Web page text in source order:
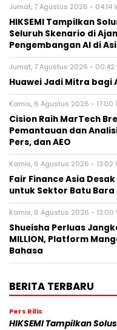
Jumat, 7 Agustus 2026 - 04:14
HIKSEMI Tampilkan
Seluruh Skenario di
Pengembangan AI di
Jumat, 7 Agustus 2026 - 00:42
Huawei Jadi Mitra bagi
Kamis, 6 Agustus 2026 - 17:00
Cision Raih MarTech
Pemantauan dan
Pers, dan AEO
Kamis, 6 Agustus 2026 - 13:02
Fair Finance Asia
untuk Sektor Batu Bara
Kamis, 6 Agustus 2026 - 13:00
Shueisha Perluas
MILLION, Platform
Bahasa
BERITA TERBARU
Pers Rilis
HIKSEMI Tampilkan